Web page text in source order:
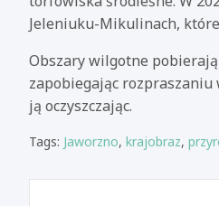
Jeleniuku-Mikulinach,
Obszary wilgotne
zapobiegając rozpraszaniu
ją oczyszczając.
Tags: Jaworzno, krajobraz,